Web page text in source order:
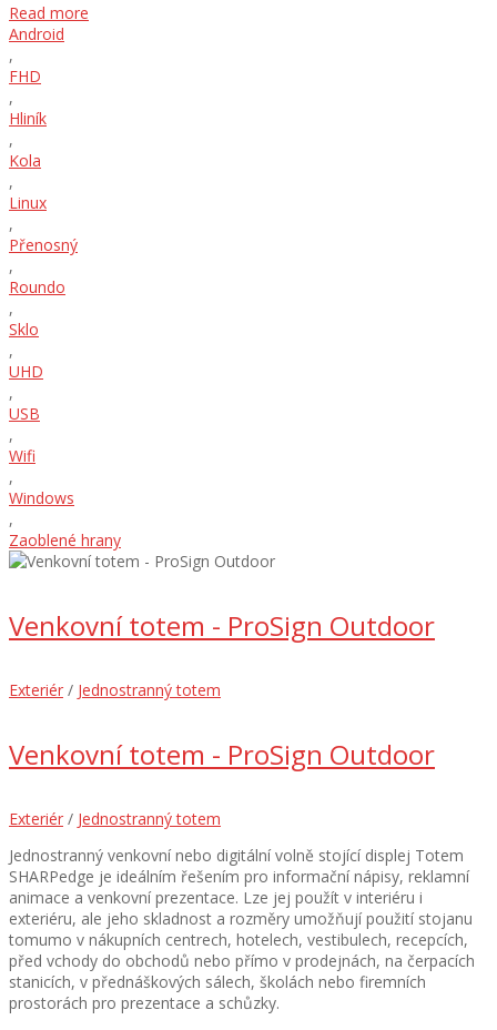
Read more
Android
,
FHD
,
Hliník
,
Kola
,
Linux
,
Přenosný
,
Roundo
,
Sklo
,
UHD
,
USB
,
Wifi
,
Windows
,
Zaoblené hrany
Venkovní totem - ProSign Outdoor
Exteriér / Jednostranný totem
Venkovní totem - ProSign Outdoor
Exteriér / Jednostranný totem
Jednostranný venkovní nebo digitální volně stojící displej Totem
SHARPedge je ideálním řešením pro informační nápisy, reklamní
animace a venkovní prezentace. Lze jej použít v interiéru i
exteriéru, ale jeho skladnost a rozměry umožňují použití stojanu
tomumo v nákupních centrech, hotelech, vestibulech, recepcích,
před vchody do obchodů nebo přímo v prodejnách, na čerpacích
stanicích, v přednáškových sálech, školách nebo firemních
prostorách pro prezentace a schůzky.